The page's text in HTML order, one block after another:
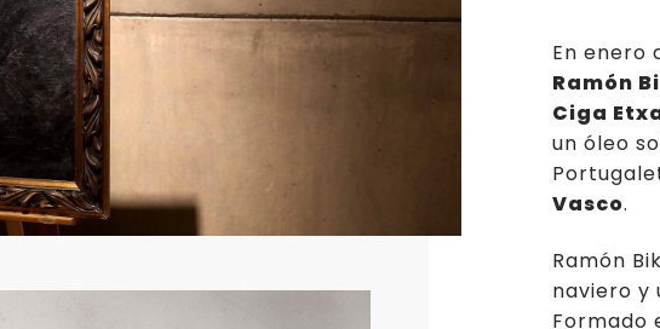
En enero
Ramón
Ciga
un óleo
Vasco.
Ramón
naviero y
Formado